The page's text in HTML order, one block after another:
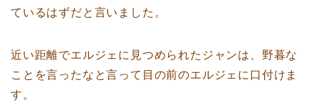
ているはずだと言いました。
近い距離でエルジェに見つめられたジャンは、野暮な
ことを言ったなと言って目の前のエルジェに口付けま
す。